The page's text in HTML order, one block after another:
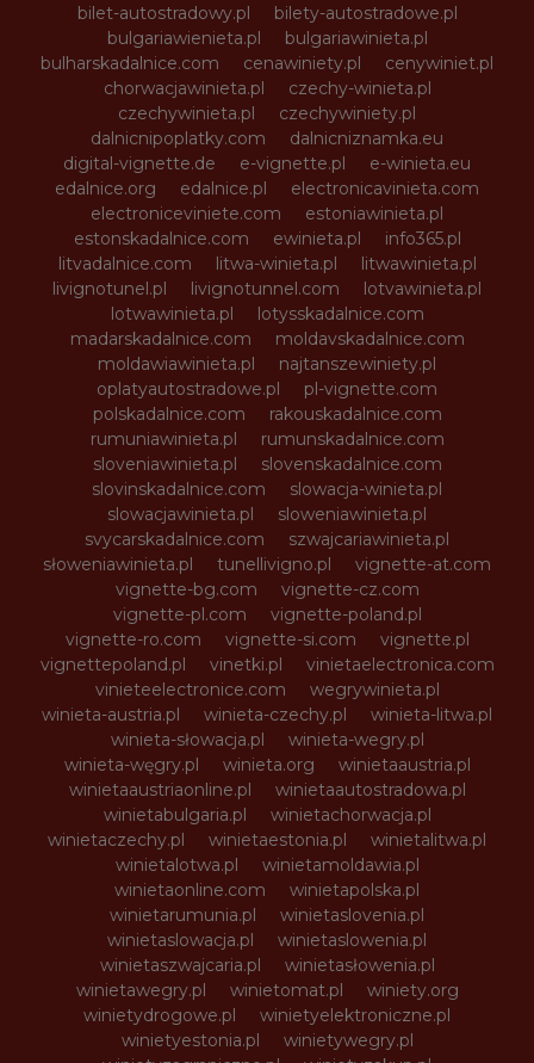
bilet-autostradowy.pl
bilety-autostradowe.pl
bulgariawienieta.pl
bulgariawinieta.pl
bulharskadalnice.com
cenawiniety.pl
cenywiniet.pl
chorwacjawinieta.pl
czechy-winieta.pl
czechywinieta.pl
czechywiniety.pl
dalnicnipoplatky.com
dalnicniznamka.eu
digital-vignette.de
e-vignette.pl
e-winieta.eu
edalnice.org
edalnice.pl
electronicavinieta.com
electroniceviniete.com
estoniawinieta.pl
estonskadalnice.com
ewinieta.pl
info365.pl
litvadalnice.com
litwa-winieta.pl
litwawinieta.pl
livignotunel.pl
livignotunnel.com
lotvawinieta.pl
lotwawinieta.pl
lotysskadalnice.com
madarskadalnice.com
moldavskadalnice.com
moldawiawinieta.pl
najtanszewiniety.pl
oplatyautostradowe.pl
pl-vignette.com
polskadalnice.com
rakouskadalnice.com
rumuniawinieta.pl
rumunskadalnice.com
sloveniawinieta.pl
slovenskadalnice.com
slovinskadalnice.com
slowacja-winieta.pl
slowacjawinieta.pl
sloweniawinieta.pl
svycarskadalnice.com
szwajcariawinieta.pl
słoweniawinieta.pl
tunellivigno.pl
vignette-at.com
vignette-bg.com
vignette-cz.com
vignette-pl.com
vignette-poland.pl
vignette-ro.com
vignette-si.com
vignette.pl
vignettepoland.pl
vinetki.pl
vinietaelectronica.com
vinieteelectronice.com
wegrywinieta.pl
winieta-austria.pl
winieta-czechy.pl
winieta-litwa.pl
winieta-słowacja.pl
winieta-wegry.pl
winieta-węgry.pl
winieta.org
winietaaustria.pl
winietaaustriaonline.pl
winietaautostradowa.pl
winietabulgaria.pl
winietachorwacja.pl
winietaczechy.pl
winietaestonia.pl
winietalitwa.pl
winietalotwa.pl
winietamoldawia.pl
winietaonline.com
winietapolska.pl
winietarumunia.pl
winietaslovenia.pl
winietaslowacja.pl
winietaslowenia.pl
winietaszwajcaria.pl
winietasłowenia.pl
winietawegry.pl
winietomat.pl
winiety.org
winietydrogowe.pl
winietyelektroniczne.pl
winietyestonia.pl
winietywegry.pl